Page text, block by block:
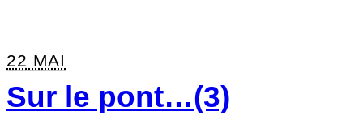
22 MAI
Sur le pont…(3)